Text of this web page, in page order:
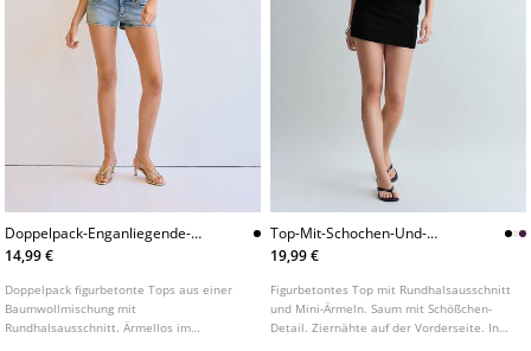
Doppelpack-Enganliegende-
Racerbacktops
14,99 €
Doppelpack figurbetonte Tops aus einer
Baumwollmischung mit
Rundhalsausschnitt. Ärmellos im
Top-Mit-Schochen-Und-
Miniarmeln
19,99 €
Figurbetontes Top mit Rundhalsausschnitt
und Mini-Ärmeln. Saum mit Schößchen-
Detail. Ziernähte auf der Vorderseite. In